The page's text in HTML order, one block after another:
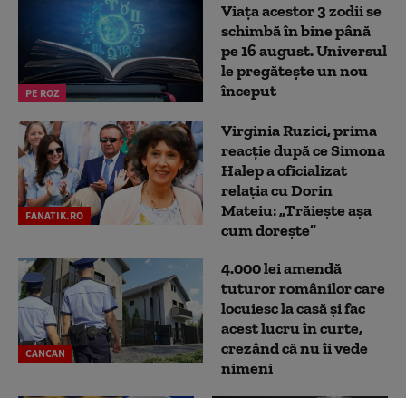
PE ROZ
Viața acestor 3 zodii se
schimbă în bine până
pe 16 august. Universul
le pregătește un nou
început
FANATIK.RO
Virginia Ruzici, prima
reacție după ce Simona
Halep a oficializat
relația cu Dorin
Mateiu: „Trăiește așa
cum dorește”
CANCAN
4.000 lei amendă
tuturor românilor care
locuiesc la casă și fac
acest lucru în curte,
crezând că nu îi vede
nimeni